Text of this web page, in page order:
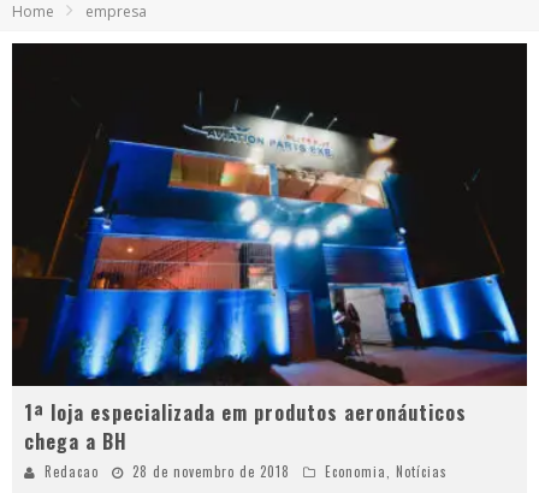
Home empresa
1ª loja especializada em produtos aeronáuticos
chega a BH
Redacao 28 de novembro de 2018 Economia, Notícias